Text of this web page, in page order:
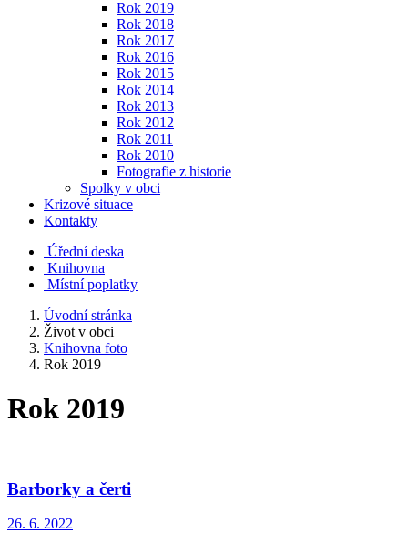
Rok 2019
Rok 2018
Rok 2017
Rok 2016
Rok 2015
Rok 2014
Rok 2013
Rok 2012
Rok 2011
Rok 2010
Fotografie z historie
Spolky v obci
Krizové situace
Kontakty
Úřední deska
Knihovna
Místní poplatky
Úvodní stránka
Život v obci
Knihovna foto
Rok 2019
Rok 2019
Barborky a čerti
26. 6. 2022